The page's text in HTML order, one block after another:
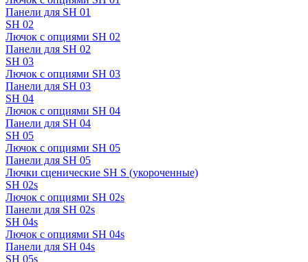
Панели для SH 01
SH 02
Лючок с опциями SH 02
Панели для SH 02
SH 03
Лючок с опциями SH 03
Панели для SH 03
SH 04
Лючок с опциями SH 04
Панели для SH 04
SH 05
Лючок с опциями SH 05
Панели для SH 05
Лючки сценические SH S (укороченные)
SH 02s
Лючок с опциями SH 02s
Панели для SH 02s
SH 04s
Лючок с опциями SH 04s
Панели для SH 04s
SH 05s